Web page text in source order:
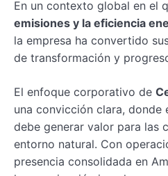
En un contexto global en el
emisiones y la eficiencia
la empresa ha convertido
de transformación y
El enfoque corporativo de
una convicción clara, donde
debe generar valor para las
entorno natural. Con
presencia consolidada en